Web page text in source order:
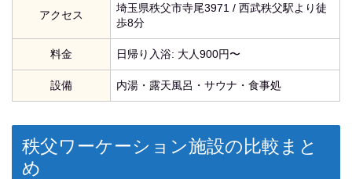
アクセス
埼玉県秩父市寺尾3971 / 西武秩父駅より徒
歩8分
料金 日帰り入浴: 大人900円〜
設備 内湯・露天風呂・サウナ・食事処
秩父ワーケーション施設の比較まと
め